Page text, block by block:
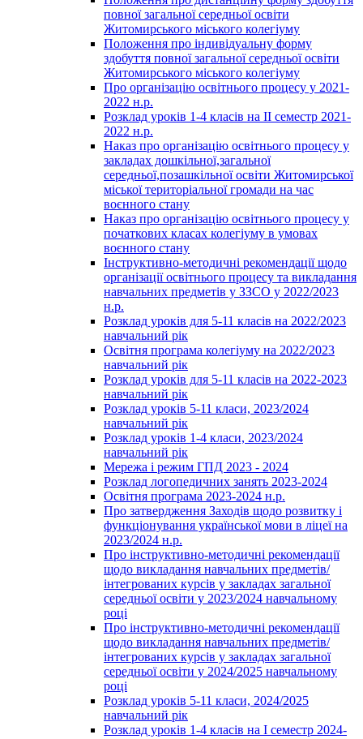
повної загальної середньої освіти
Житомирського міського колегіуму
Положення про індивідуальну форму
здобуття повної загальної середньої освіти
Житомирського міського колегіуму
Про організацію освітнього процесу у 2021-
2022 н.р.
Розклад уроків 1-4 класів на ІІ семестр 2021-
2022 н.р.
Наказ про організацію освітнього процесу у
закладах дошкільної,загальної
середньої,позашкільної освіти Житомирської
міської територіальної громади на час
воєнного стану
Наказ про організацію освітнього процесу у
початкових класах колегіуму в умовах
воєнного стану
Інструктивно-методичні рекомендації щодо
організації освітнього процесу та викладання
навчальних предметів у ЗЗСО у 2022/2023
н.р.
Розклад уроків для 5-11 класів на 2022/2023
навчальний рік
Освітня програма колегіуму на 2022/2023
навчальний рік
Розклад уроків для 5-11 класів на 2022-2023
навчальний рік
Розклад уроків 5-11 класи, 2023/2024
навчальний рік
Розклад уроків 1-4 класи, 2023/2024
навчальний рік
Мережа і режим ГПД 2023 - 2024
Розклад логопедичних занять 2023-2024
Освітня програма 2023-2024 н.р.
Про затвердження Заходів щодо розвитку і
функціонування української мови в ліцеї на
2023/2024 н.р.
Про інструктивно-методичні рекомендації
щодо викладання навчальних предметів/
інтегрованих курсів у закладах загальної
середньої освіти у 2023/2024 навчальному
році
Про інструктивно-методичні рекомендації
щодо викладання навчальних предметів/
інтегрованих курсів у закладах загальної
середньої освіти у 2024/2025 навчальному
році
Розклад уроків 5-11 класи, 2024/2025
навчальний рік
Розклад уроків 1-4 класів на І семестр 2024-